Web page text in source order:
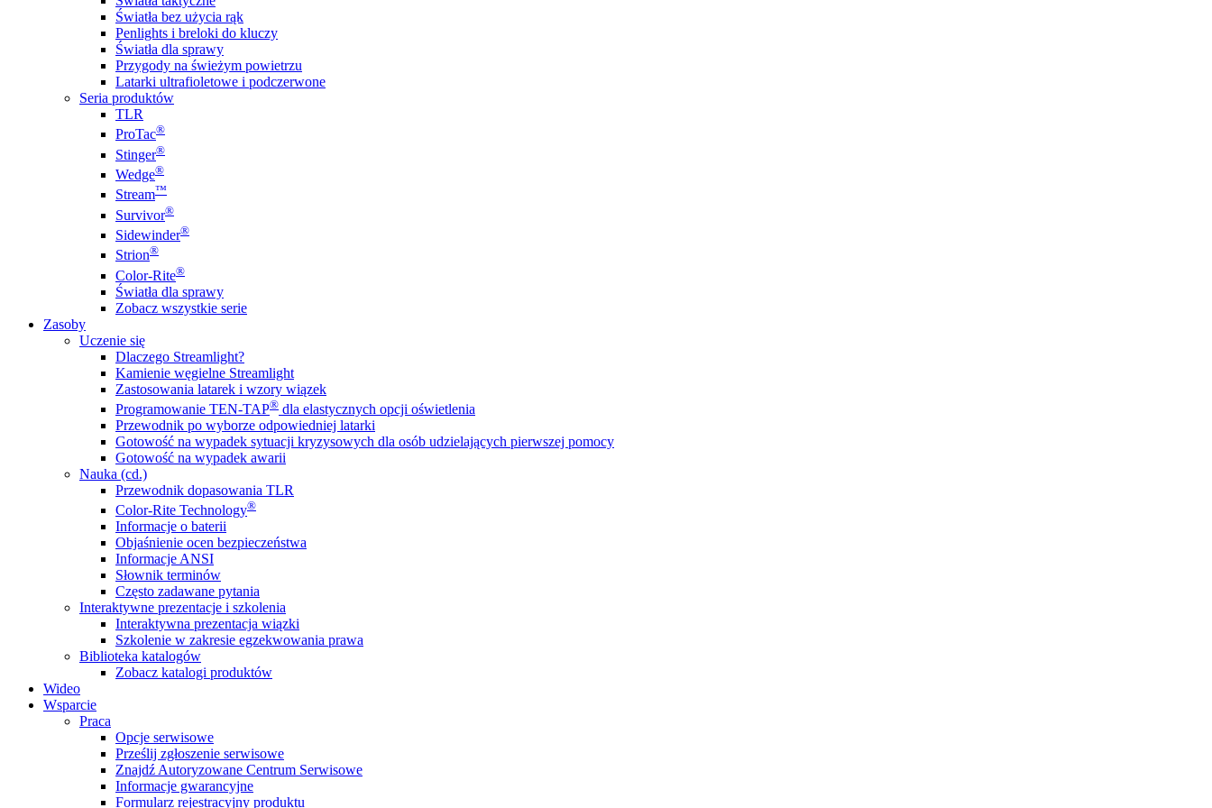
Światła bez użycia rąk
Penlights i breloki do kluczy
Światła dla sprawy
Przygody na świeżym powietrzu
Latarki ultrafioletowe i podczerwone
Seria produktów
TLR
ProTac®
Stinger®
Wedge®
Stream™
Survivor®
Sidewinder®
Strion®
Color-Rite®
Światła dla sprawy
Zobacz wszystkie serie
Zasoby
Uczenie się
Dlaczego Streamlight?
Kamienie węgielne Streamlight
Zastosowania latarek i wzory wiązek
Programowanie TEN-TAP® dla elastycznych opcji oświetlenia
Przewodnik po wyborze odpowiedniej latarki
Gotowość na wypadek sytuacji kryzysowych dla osób udzielających pierwszej pomocy
Gotowość na wypadek awarii
Nauka (cd.)
Przewodnik dopasowania TLR
Color-Rite Technology®
Informacje o baterii
Objaśnienie ocen bezpieczeństwa
Informacje ANSI
Słownik terminów
Często zadawane pytania
Interaktywne prezentacje i szkolenia
Interaktywna prezentacja wiązki
Szkolenie w zakresie egzekwowania prawa
Biblioteka katalogów
Zobacz katalogi produktów
Wideo
Wsparcie
Praca
Opcje serwisowe
Prześlij zgłoszenie serwisowe
Znajdź Autoryzowane Centrum Serwisowe
Informacje gwarancyjne
Formularz rejestracyjny produktu